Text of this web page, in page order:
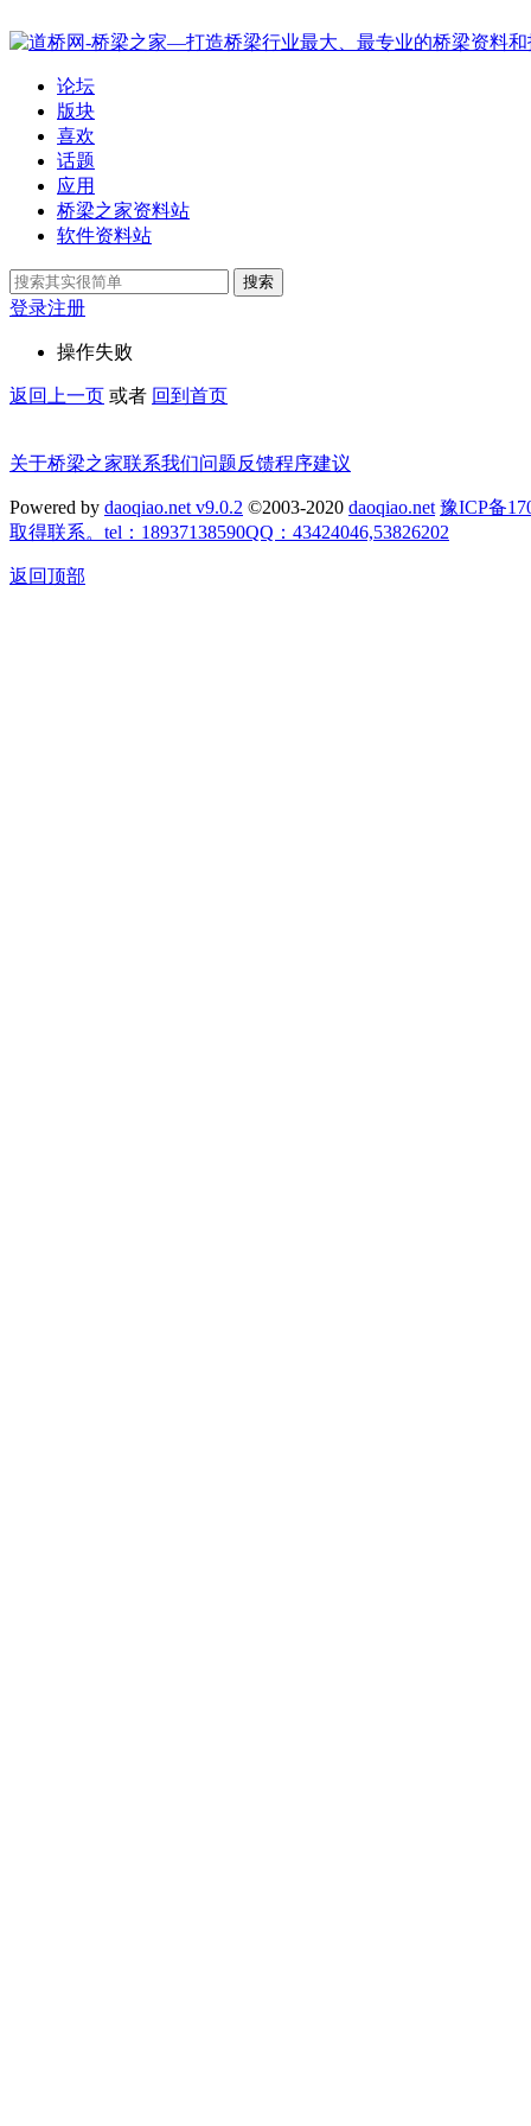
论坛
版块
喜欢
话题
应用
桥梁之家资料站
软件资料站
搜索
登录注册
操作失败
返回上一页 或者 回到首页
关于桥梁之家联系我们问题反馈程序建议
Powered by daoqiao.net v9.0.2 ©2003-2020 daoqiao.net 豫ICP备
取得联系。tel：18937138590QQ：43424046,53826202
返回顶部